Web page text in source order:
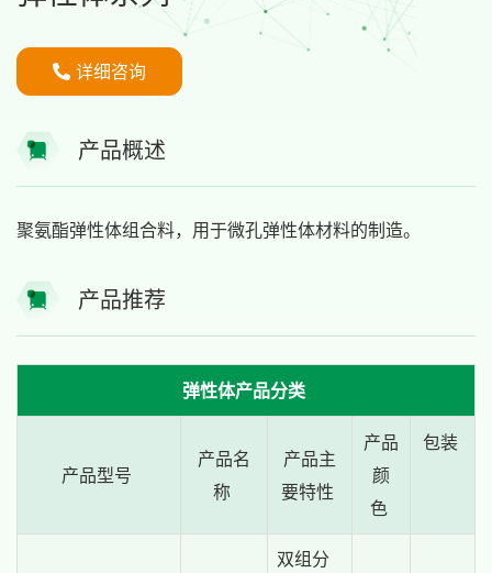
详细咨询
产品概述
聚氨酯弹性体组合料，用于微孔弹性体材料的制造。
产品推荐
弹性体产品分类
产品型号
产品名
称
产品主
要特性
产品
颜
色
包装
双组分